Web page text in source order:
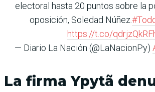
electoral hasta 20 puntos sobre la
oposición, Soledad Núñez.
https://t.co/
— Diario La Nación (@LaNacionPy)
La firma Ypytã